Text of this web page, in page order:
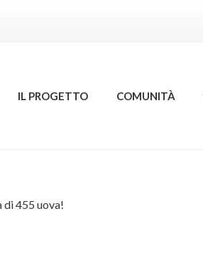
IL PROGETTO COMUNITÀ
di 455 uova!